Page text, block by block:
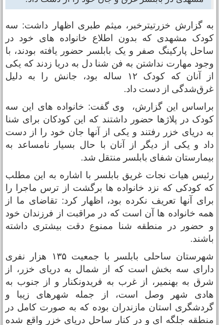
گزارش خزرتیترخبر، میثم طبری اظهار داشت: سه
مشهدی که بدون اطلاع خانواده های خود در
پارکینگ صفر و یک بابلسر حضور یافته بودند، با
مهارت نداشتن به فن شنا دل به دریا زدند که یکی
از آنان که کودک ۱۲ ساله بود، جانش را به دلیل
از دست داد.
این گزارش، وی گفت: خانواده های این سه
در پلاژها حضور داشتند که این کودکان برای شنا
دریای خزر رفتند و یکی از آنها جان خود را از دست
و یکی از دیگر از آنان با حال بسیار نامساعد به
شفای بابلسر منتقل شد.
هیات نجات غریق بابلسر با اشاره به این مطلب
کودکی که نزد خانواده ها برگشت از ترس ماجرا را
آنها تعریف نکرده بود، اظهار کرد: تقاضای ما از
خانواده ها آن است که در مراقبت از فرزندان خود
حضور در منطقه شنا ممنوع دقت بیشتری داشته
شهرستان ساحلی بابلسر با جمعیت ۱۳۵ هزار نفری
سه بخش است که از شمال به دریای خزر، از
به بهنمیر، از غرب به فریدونکنار و از جنوب به
شهر وصل است، از جمله شهرهای زیبا و
استان مازندران بوده که به صورت کامل در
جلگه ای و در کنار ساحل دریای خزر واقع شده